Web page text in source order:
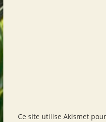
Ce site utilise Akismet